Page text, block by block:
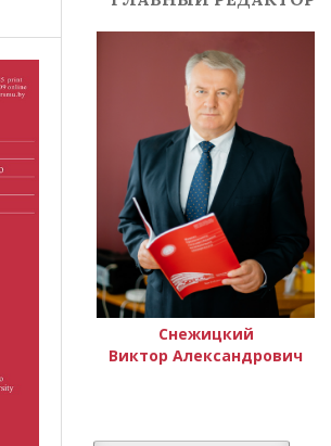
Снежицкий
Виктор Александрович